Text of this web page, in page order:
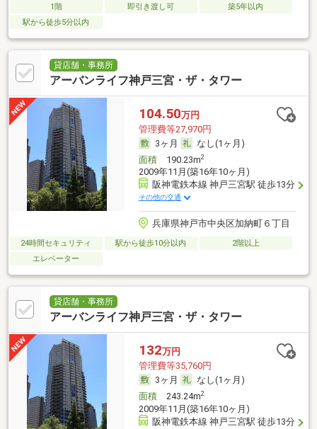
1階 即引き渡し可
築5年以内
駅から徒歩5分以内
貸店舗・事務所
アーバンライフ神戸三宮・ザ・タワー
104.50万円
管理費等27,970円
3ヶ月
なし(1ヶ月)
面積190.23m2
2009年11月(築16年10ヶ月)
阪神電鉄本線 神戸三宮駅 徒歩13分
その他の交通
兵庫県神戸市中央区加納町６丁目
24時間セキュリティ 駅から徒歩10分以内
2階以上
エレベーター
貸店舗・事務所
アーバンライフ神戸三宮・ザ・タワー
132万円
管理費等35,760円
3ヶ月
なし(1ヶ月)
面積243.24m2
2009年11月(築16年10ヶ月)
阪神電鉄本線 神戸三宮駅 徒歩13分